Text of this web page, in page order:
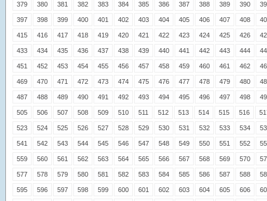
379 380 381 382 383 384 385 386 387 388 389 390
397 398 399 400 401 402 403 404 405 406 407 408
415 416 417 418 419 420 421 422 423 424 425 426
433 434 435 436 437 438 439 440 441 442 443 444
451 452 453 454 455 456 457 458 459 460 461 462
469 470 471 472 473 474 475 476 477 478 479 480
487 488 489 490 491 492 493 494 495 496 497 498
505 506 507 508 509 510 511 512 513 514 515 516
523 524 525 526 527 528 529 530 531 532 533 534
541 542 543 544 545 546 547 548 549 550 551 552
559 560 561 562 563 564 565 566 567 568 569 570
577 578 579 580 581 582 583 584 585 586 587 588
595 596 597 598 599 600 601 602 603 604 605 606